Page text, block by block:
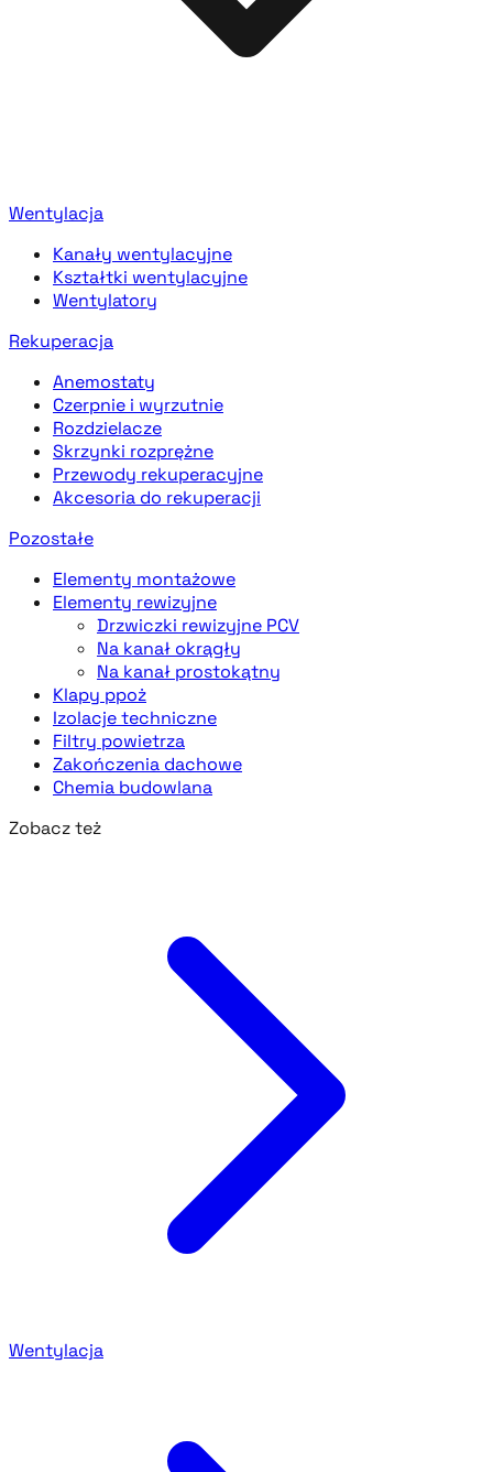
Wentylacja
Kanały wentylacyjne
Kształtki wentylacyjne
Wentylatory
Rekuperacja
Anemostaty
Czerpnie i wyrzutnie
Rozdzielacze
Skrzynki rozprężne
Przewody rekuperacyjne
Akcesoria do rekuperacji
Pozostałe
Elementy montażowe
Elementy rewizyjne
Drzwiczki rewizyjne PCV
Na kanał okrągły
Na kanał prostokątny
Klapy ppoż
Izolacje techniczne
Filtry powietrza
Zakończenia dachowe
Chemia budowlana
Zobacz też
Wentylacja